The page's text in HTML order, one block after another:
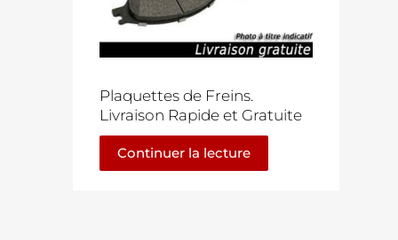
Plaquettes de Freins.
Livraison Rapide et Gratuite
Continuer la lecture